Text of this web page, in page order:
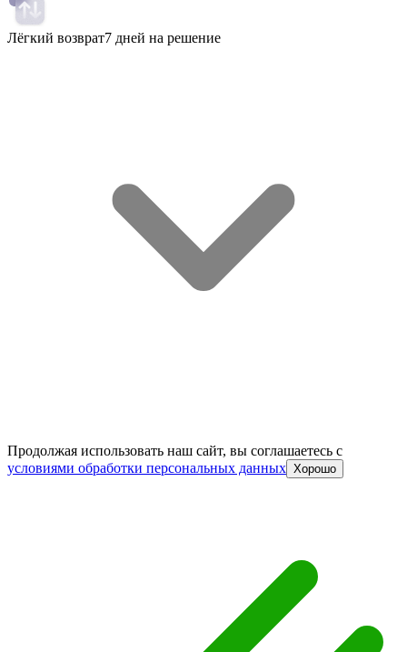
Лёгкий возврат7 дней на решение
Продолжая использовать наш сайт, вы соглашаетесь c
условиями обработки персональных данных Хорошо